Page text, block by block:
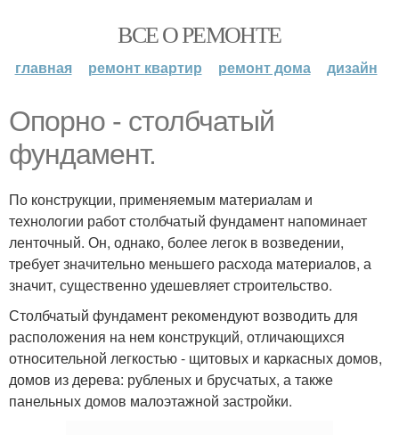
ВСЕ О РЕМОНТЕ
главная ремонт квартир ремонт дома дизайн
Опорно - столбчатый
фундамент.
По конструкции, применяемым материалам и
технологии работ столбчатый фундамент напоминает
ленточный. Он, однако, более легок в возведении,
требует значительно меньшего расхода материалов, а
значит, существенно удешевляет строительство.
Столбчатый фундамент рекомендуют возводить для
расположения на нем конструкций, отличающихся
относительной легкостью - щитовых и каркасных домов,
домов из дерева: рубленых и брусчатых, а также
панельных домов малоэтажной застройки.